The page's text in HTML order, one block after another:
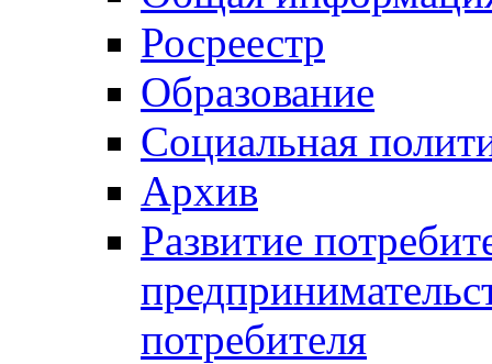
Росреестр
Образование
Социальная
Архив
Развитие
потребителя